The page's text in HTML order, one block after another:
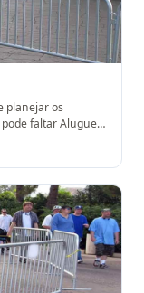
planejar os